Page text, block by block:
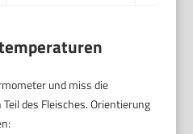
und miss die
des Fleisches. Orientierung